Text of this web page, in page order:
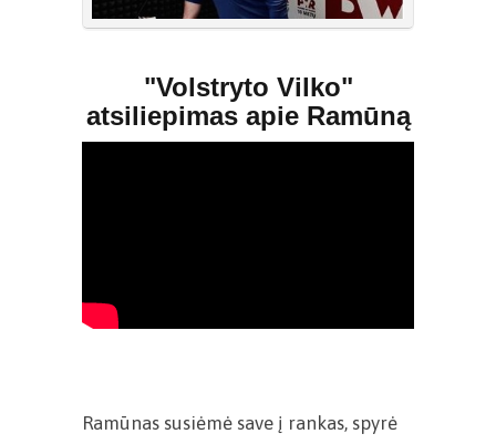
"Volstryto Vilko"
atsiliepimas apie Ramūną
Ramūnas susiėmė save į rankas, spyrė